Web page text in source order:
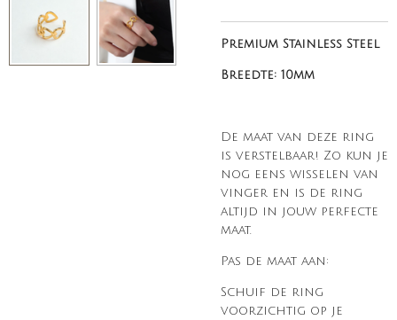
Premium Stainless Steel
Breedte: 10mm
De maat van deze ring
is verstelbaar! Zo kun je
nog eens wisselen van
vinger en is de ring
altijd in jouw perfecte
maat.
Pas de maat aan:
Schuif de ring
voorzichtig op je